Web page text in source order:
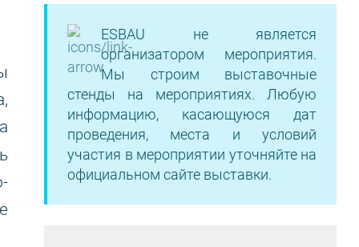
ESBAU не является
организатором мероприятия.
Мы строим выставочные
стенды на мероприятиях. Любую
информацию, касающуюся дат
проведения, места и условий
участия в мероприятии уточняйте на
официальном сайте выставки.